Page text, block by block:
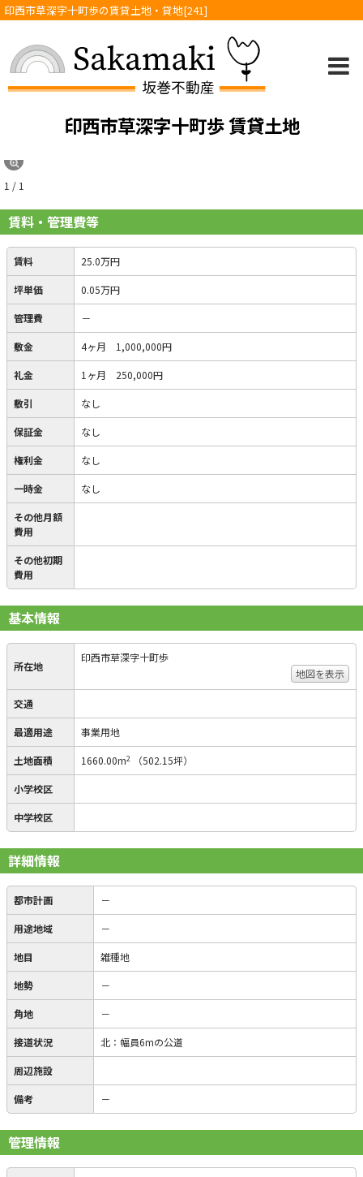
印西市草深字十町歩の賃貸土地・貸地[241]
印西市草深字十町歩 賃貸土地
1 / 1
賃料・管理費等
賃料 25.0万円
坪単価 0.05万円
管理費 －
敷金 4ヶ月 1,000,000円
礼金 1ヶ月 250,000円
敷引 なし
保証金 なし
権利金 なし
一時金 なし
その他月額
費用
その他初期
費用
基本情報
所在地
印西市草深字十町歩
地図を表示
交通
最適用途 事業用地
土地面積 1660.00m2 （502.15坪）
小学校区
中学校区
詳細情報
都市計画 －
用途地域 －
地目 雑種地
地勢 －
角地 －
接道状況 北：幅員6mの公道
周辺施設
備考 －
管理情報